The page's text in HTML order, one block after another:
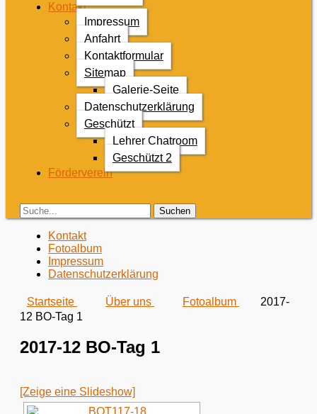
Kontakt
Impressum
Anfahrt
Kontaktformular
Sitemap
Galerie-Seite
Datenschutzerklärung
Geschützt
Lehrer Chatroom
Geschützt 2
Förderverein
Search
Suche
für:
Zweites
Menü
Zum
Inhalt:
Kontakt
Fotoalbum
Impressum
Datenschutzerklärung
Startseite Über uns Fotoalbum
2017-
12 BO-Tag 1
2017-12 BO-Tag 1
[Zeige eine Slideshow]